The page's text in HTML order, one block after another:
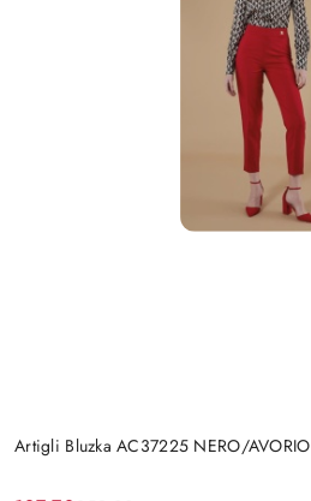
Artigli Bluzka AC37225 NERO/AVORIO